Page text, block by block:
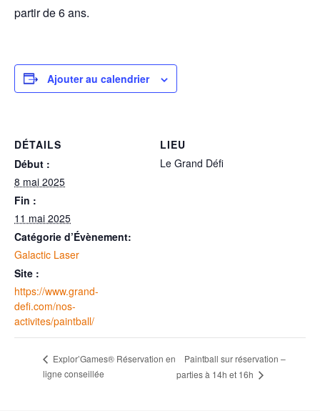
partir de 6 ans.
Ajouter au calendrier
DÉTAILS
Début :
8 mai 2025
Fin :
11 mai 2025
Catégorie d’Évènement:
Galactic Laser
Site :
https://www.grand-
defi.com/nos-
activites/paintball/
LIEU
Le Grand Défi
Explor’Games® Réservation en
ligne conseillée
Paintball sur réservation –
parties à 14h et 16h